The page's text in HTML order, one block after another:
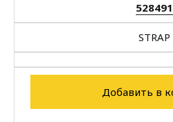
528491
STRAP
Добавить в